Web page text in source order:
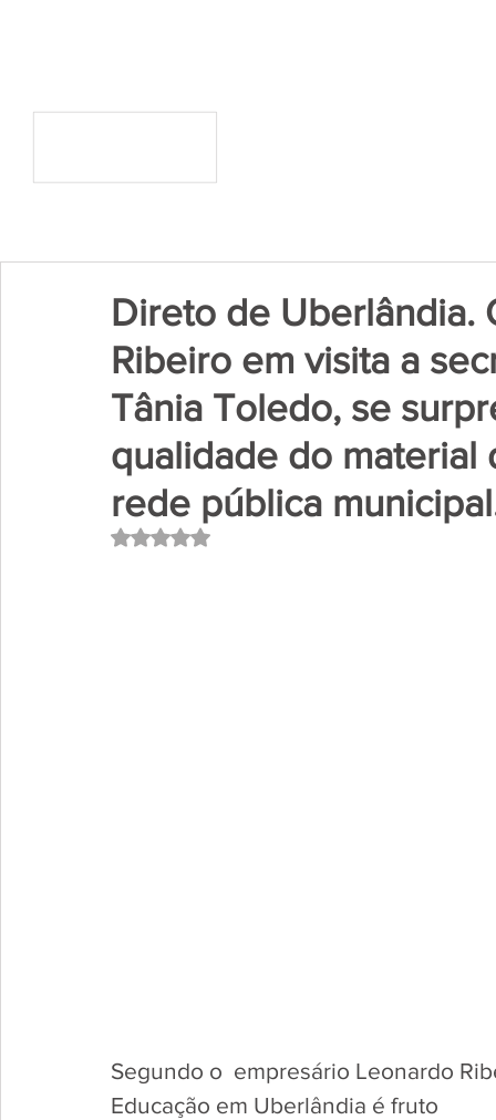
Direto de Uberlândia.
Ribeiro em visita a
Tânia Toledo, se
qualidade do material
rede pública
Avaliado com NaN de 5 estrelas.
Segundo o  empresário Leonardo
Educação em Uberlândia é fruto